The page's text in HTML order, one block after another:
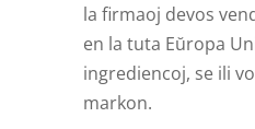
la firmaoj devos
en la tuta Eŭropa
ingrediencoj, se ili
markon.